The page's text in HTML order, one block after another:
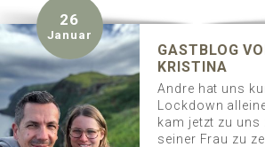
ADULTS ONLY
SUITE BUCHEN
26
Januar
GASTBLOG
KRISTINA
Andre hat uns
Lockdown
kam jetzt zu uns
seiner Frau zu